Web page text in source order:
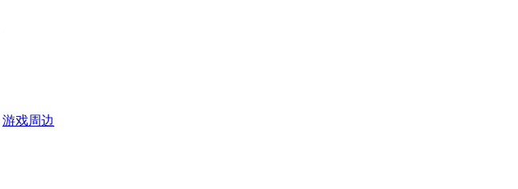
游戏周边